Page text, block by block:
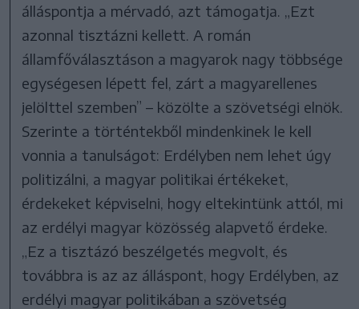
álláspontja a mérvadó, azt támogatja. „Ezt
azonnal tisztázni kellett. A román
államfőválasztáson a magyarok nagy többsége
egységesen lépett fel, zárt a magyarellenes
jelölttel szemben” – közölte a szövetségi elnök.
Szerinte a történtekből mindenkinek le kell
vonnia a tanulságot: Erdélyben nem lehet úgy
politizálni, a magyar politikai értékeket,
érdekeket képviselni, hogy eltekintünk attól, mi
az erdélyi magyar közösség alapvető érdeke.
„Ez a tisztázó beszélgetés megvolt, és
továbbra is az az álláspont, hogy Erdélyben, az
erdélyi magyar politikában a szövetség